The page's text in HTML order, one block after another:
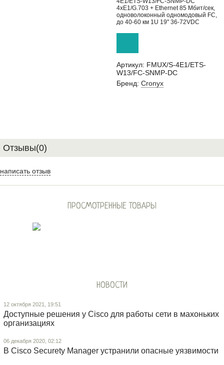
4xE1/G.703 + Ethernet 85 Мбит/сек,
одноволоконный одномодовый FC,
до 40-60 км 1U 19" 36-72VDC
Артикул: FMUX/S-4E1/ETS-
W13/FC-SNMP-DC
Бренд: Cronyx
Отзывы(0)
написать отзыв
ПРОСМОТРЕННЫЕ ТОВАРЫ
НОВОСТИ
12 октября 2021, 19:51
Доступные решения у Cisco для работы сети в махоньких
организациях
06 декабря 2020, 02:12
В Cisco Securety Manager устранили опасные уязвимости